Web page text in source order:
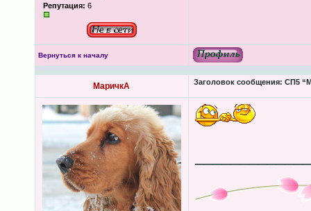
Репутация: 6
Вернуться к началу
МаричкА Заголовок сообщения: СП5